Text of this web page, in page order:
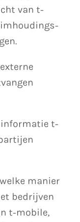
van t-
informatie t-
manier
bedrijven
t-mobile,